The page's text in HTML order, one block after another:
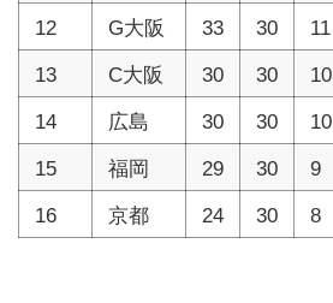
12
G大阪 33 30 11
13
C大阪 30 30 10
14
広島 30 30 10
15
福岡 29 30 9
16
京都 24 30 8